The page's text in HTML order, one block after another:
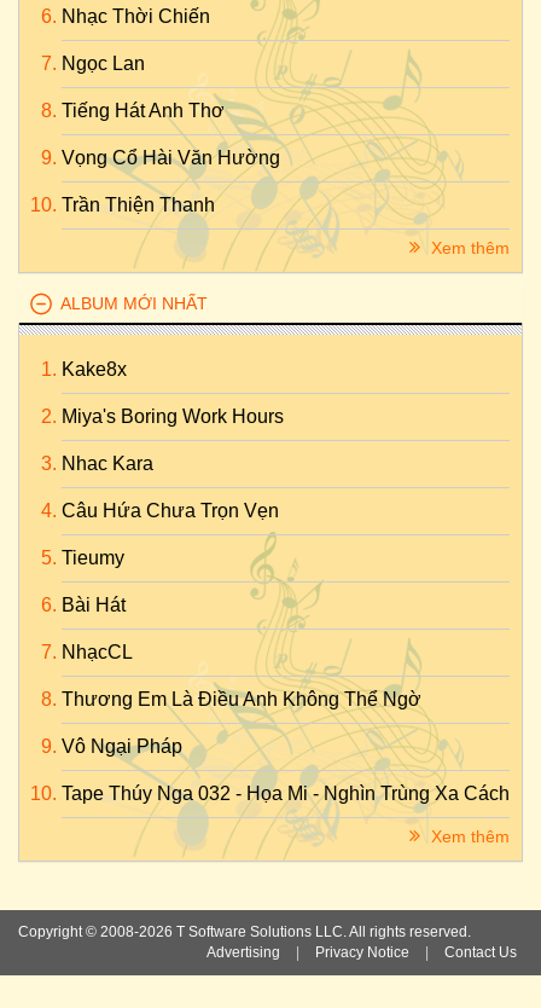
Nhạc Thời Chiến
Ngọc Lan
Tiếng Hát Anh Thơ
Vọng Cổ Hài Văn Hường
Trần Thiện Thanh
Xem thêm
ALBUM MỚI NHẤT
Kake8x
Miya's Boring Work Hours
Nhac Kara
Câu Hứa Chưa Trọn Vẹn
Tieumy
Bài Hát
NhạcCL
Thương Em Là Điều Anh Không Thể Ngờ
Vô Ngại Pháp
Tape Thúy Nga 032 - Họa Mi - Nghìn Trùng Xa Cách
Xem thêm
Copyright © 2008-2026 T Software Solutions LLC. All rights reserved.
Advertising
Privacy Notice Contact Us